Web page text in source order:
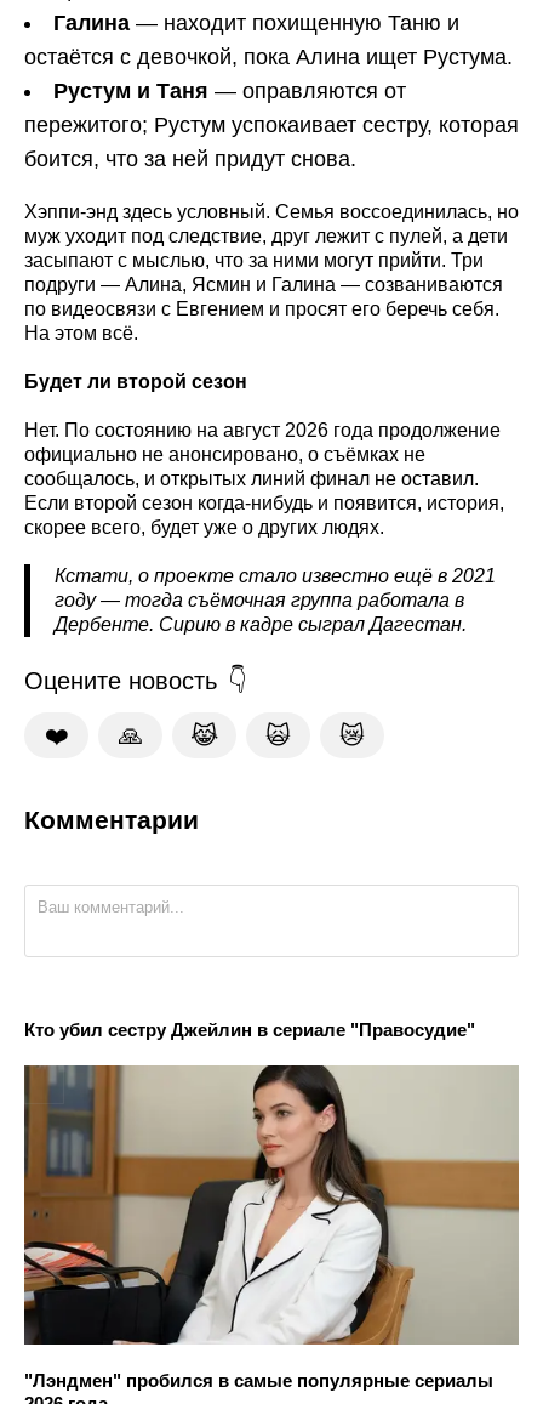
Галина — находит похищенную Таню и
остаётся с девочкой, пока Алина ищет Рустума.
Рустум и Таня — оправляются от
пережитого; Рустум успокаивает сестру, которая
боится, что за ней придут снова.
Хэппи-энд здесь условный. Семья воссоединилась, но
муж уходит под следствие, друг лежит с пулей, а дети
засыпают с мыслью, что за ними могут прийти. Три
подруги — Алина, Ясмин и Галина — созваниваются
по видеосвязи с Евгением и просят его беречь себя.
На этом всё.
Будет ли второй сезон
Нет. По состоянию на август 2026 года продолжение
официально не анонсировано, о съёмках не
сообщалось, и открытых линий финал не оставил.
Если второй сезон когда-нибудь и появится, история,
скорее всего, будет уже о других людях.
Кстати, о проекте стало известно ещё в 2021
году — тогда съёмочная группа работала в
Дербенте. Сирию в кадре сыграл Дагестан.
Оцените новость
❤️ 🙏 😹 🙀 😿
Комментарии
Кто убил сестру Джейлин в сериале "Правосудие"
"Лэндмен" пробился в самые популярные сериалы